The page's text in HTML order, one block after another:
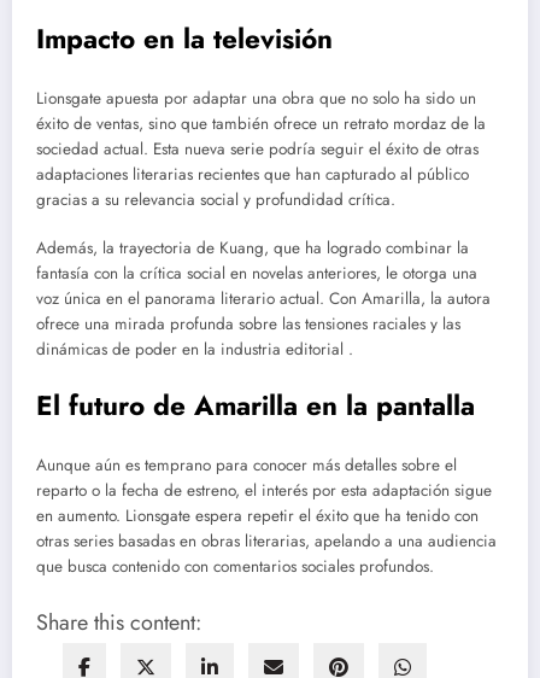
Impacto en la televisión
Lionsgate apuesta por adaptar una obra que no solo ha sido un
éxito de ventas, sino que también ofrece un retrato mordaz de la
sociedad actual. Esta nueva serie podría seguir el éxito de otras
adaptaciones literarias recientes que han capturado al público
gracias a su relevancia social y profundidad crítica.
Además, la trayectoria de Kuang, que ha logrado combinar la
fantasía con la crítica social en novelas anteriores, le otorga una
voz única en el panorama literario actual. Con Amarilla, la autora
ofrece una mirada profunda sobre las tensiones raciales y las
dinámicas de poder en la industria editorial .
El futuro de Amarilla en la pantalla
Aunque aún es temprano para conocer más detalles sobre el
reparto o la fecha de estreno, el interés por esta adaptación sigue
en aumento. Lionsgate espera repetir el éxito que ha tenido con
otras series basadas en obras literarias, apelando a una audiencia
que busca contenido con comentarios sociales profundos.
Share this content: